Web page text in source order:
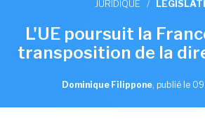
JURIDIQUE /
L'UE poursuit la
transposition de la
Dominique Filippone, publié le